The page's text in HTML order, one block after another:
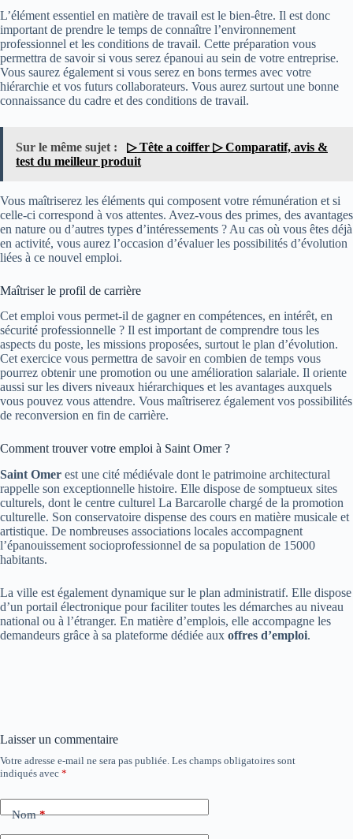
L’élément essentiel en matière de travail est le bien-être. Il est donc
important de prendre le temps de connaître l’environnement
professionnel et les conditions de travail. Cette préparation vous
permettra de savoir si vous serez épanoui au sein de votre entreprise.
Vous saurez également si vous serez en bons termes avec votre
hiérarchie et vos futurs collaborateurs. Vous aurez surtout une bonne
connaissance du cadre et des conditions de travail.
Sur le même sujet :
▷ Tête a coiffer ▷ Comparatif, avis &
test du meilleur produit
Vous maîtriserez les éléments qui composent votre rémunération et si
celle-ci correspond à vos attentes. Avez-vous des primes, des avantages
en nature ou d’autres types d’intéressements ? Au cas où vous êtes déjà
en activité, vous aurez l’occasion d’évaluer les possibilités d’évolution
liées à ce nouvel emploi.
Maîtriser le profil de carrière
Cet emploi vous permet-il de gagner en compétences, en intérêt, en
sécurité professionnelle ? Il est important de comprendre tous les
aspects du poste, les missions proposées, surtout le plan d’évolution.
Cet exercice vous permettra de savoir en combien de temps vous
pourrez obtenir une promotion ou une amélioration salariale. Il oriente
aussi sur les divers niveaux hiérarchiques et les avantages auxquels
vous pouvez vous attendre. Vous maîtriserez également vos possibilités
de reconversion en fin de carrière.
Comment trouver votre emploi à Saint Omer ?
Saint Omer est une cité médiévale dont le patrimoine architectural
rappelle son exceptionnelle histoire. Elle dispose de somptueux sites
culturels, dont le centre culturel La Barcarolle chargé de la promotion
culturelle. Son conservatoire dispense des cours en matière musicale et
artistique. De nombreuses associations locales accompagnent
l’épanouissement socioprofessionnel de sa population de 15000
habitants.
La ville est également dynamique sur le plan administratif. Elle dispose
d’un portail électronique pour faciliter toutes les démarches au niveau
national ou à l’étranger. En matière d’emplois, elle accompagne les
demandeurs grâce à sa plateforme dédiée aux offres d’emploi.
Laisser un commentaire
Votre adresse e-mail ne sera pas publiée. Les champs obligatoires sont
indiqués avec *
Nom*